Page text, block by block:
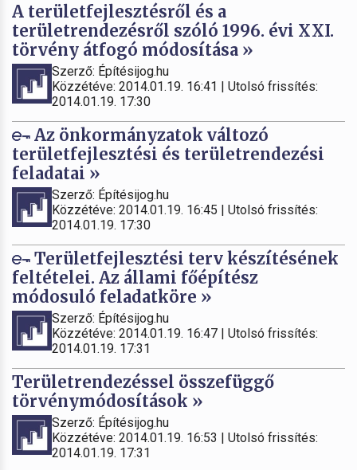
A területfejlesztésről és a
területrendezésről szóló 1996. évi XXI.
törvény átfogó módosítása »
Szerző: Építésijog.hu
Közzétéve: 2014.01.19. 16:41 | Utolsó frissítés:
2014.01.19. 17:30
Az önkormányzatok változó
területfejlesztési és területrendezési
feladatai »
Szerző: Építésijog.hu
Közzétéve: 2014.01.19. 16:45 | Utolsó frissítés:
2014.01.19. 17:30
Területfejlesztési terv készítésének
feltételei. Az állami főépítész
módosuló feladatköre »
Szerző: Építésijog.hu
Közzétéve: 2014.01.19. 16:47 | Utolsó frissítés:
2014.01.19. 17:31
Területrendezéssel összefüggő
törvénymódosítások »
Szerző: Építésijog.hu
Közzétéve: 2014.01.19. 16:53 | Utolsó frissítés:
2014.01.19. 17:31